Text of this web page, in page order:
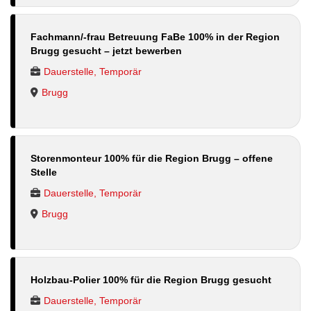
Fachmann/-frau Betreuung FaBe 100% in der Region
Brugg gesucht – jetzt bewerben
Dauerstelle, Temporär
Brugg
Storenmonteur 100% für die Region Brugg – offene
Stelle
Dauerstelle, Temporär
Brugg
Holzbau-Polier 100% für die Region Brugg gesucht
Dauerstelle, Temporär